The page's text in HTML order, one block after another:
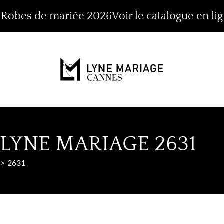
de mariée 2026Voir le catalogue en
MARIAGE 2631
2631